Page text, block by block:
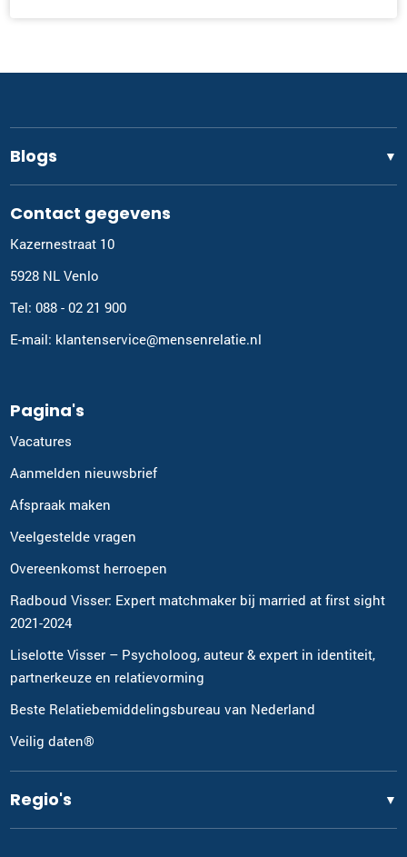
Blogs ▼
Contact gegevens
Kazernestraat 10
5928 NL Venlo
Tel: 088 - 02 21 900
E-mail: klantenservice@mensenrelatie.nl
Pagina's
Vacatures
Aanmelden nieuwsbrief
Afspraak maken
Veelgestelde vragen
Overeenkomst herroepen
Radboud Visser: Expert matchmaker bij married at first sight
2021-2024
Liselotte Visser – Psycholoog, auteur & expert in identiteit,
partnerkeuze en relatievorming
Beste Relatiebemiddelingsbureau van Nederland
Veilig daten®
Regio's ▼